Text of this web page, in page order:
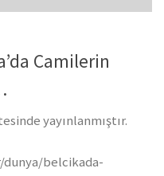
Camilerin
yayınlanmıştır.
belcikada-